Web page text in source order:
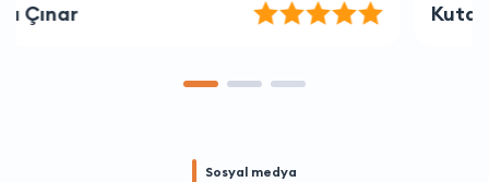
Kutay Öztürk
Sosyal medya